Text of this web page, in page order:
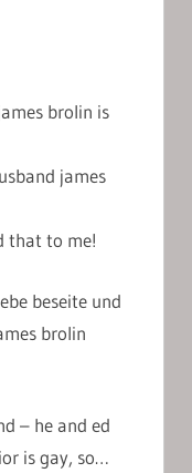
brolin is
james
that to me!
beseite und
brolin
– he and ed
is gay, so…